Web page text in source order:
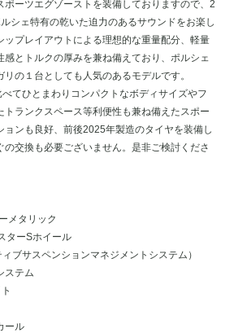
ポーツエグゾーストを装備しておりますので、2
シェ特有の乾いた迫力のあるサウンドをお楽し
ップレイアウトによる理想的な重量配分、軽量
感とトルクの厚みを兼ね備えており、ポルシェ
の１台としても人気のあるモデルです。
てひとまわりコンパクトなボディサイズやフ
トランクスペース等利便性も兼ね備えたスポー
ョンも良好、前後2025年製造のタイヤを装備し
の交換も必要ございません。是非ご検討くださ
メタリック
ターSホイール
ブサスペンションマネジメントシステム）
ステム
ール